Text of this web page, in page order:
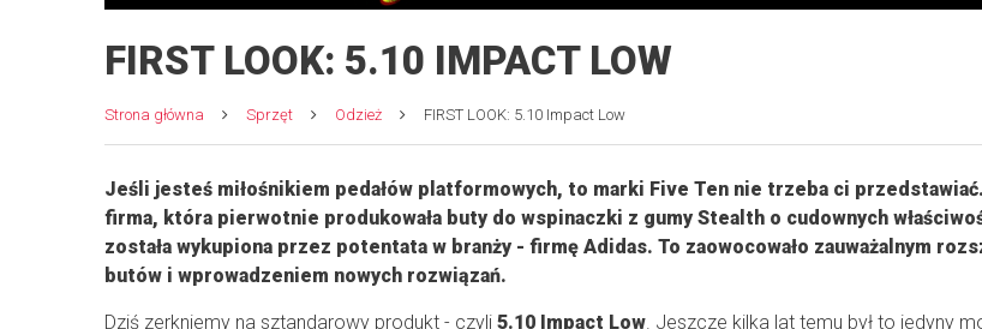
FIRST LOOK: 5.10 IMPACT LOW
Strona główna Sprzęt Odzież FIRST LOOK: 5.10 Impact Low
Jeśli jesteś miłośnikiem pedałów platformowych, to marki Five Ten nie trzeba ci
firma, która pierwotnie produkowała buty do wspinaczki z gumy Stealth o cudownych
została wykupiona przez potentata w branży - firmę Adidas. To zaowocowało zauważalnym
butów i wprowadzeniem nowych rozwiązań.
Dziś zerkniemy na sztandarowy produkt - czyli 5.10 Impact Low. Jeszcze kilka lat temu był to jedyny